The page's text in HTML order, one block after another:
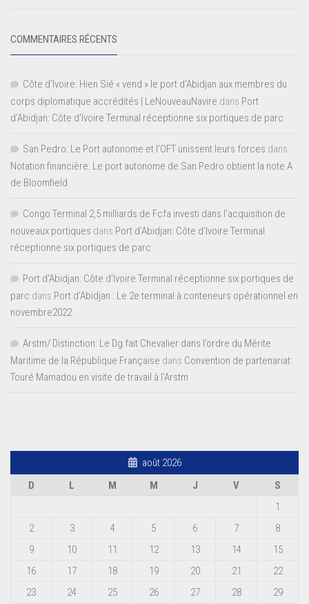
COMMENTAIRES RÉCENTS
Côte d'Ivoire: Hien Sié « vend » le port d'Abidjan aux membres du
corps diplomatique accrédités | LeNouveauNavire dans Port
d’Abidjan: Côte d’Ivoire Terminal réceptionne six portiques de parc
San Pedro: Le Port autonome et l’OFT unissent leurs forces dans
Notation financière: Le port autonome de San Pedro obtient la note A
de Bloomfield
Congo Terminal 2,5 milliards de Fcfa investi dans l’acquisition de
nouveaux portiques dans Port d’Abidjan: Côte d’Ivoire Terminal
réceptionne six portiques de parc
Port d'Abidjan: Côte d’Ivoire Terminal réceptionne six portiques de
parc dans Port d’Abidjan : Le 2e terminal à conteneurs opérationnel en
novembre2022
Arstm/ Distinction: Le Dg fait Chevalier dans l’ordre du Mérite
Maritime de la République Française dans Convention de partenariat:
Touré Mamadou en visite de travail à l’Arstm
août 2026
D
L M M J V
S
1
2
3 4 5 6 7
8
9
10 11 12 13 14
15
16
17 18 19 20 21
22
23
24 25 26 27 28
29